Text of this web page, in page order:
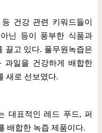
등 건강 관련 키워드들이
닌 등이 풍부한 식품과
끌고 있다. 풀무원녹즙은
과일을 건강하게 배합한
새로 선보였다.
대표적인 레드 푸드, 퍼
배합한 녹즙 제품이다.